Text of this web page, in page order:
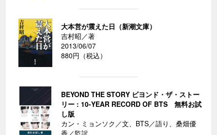
大本営が震えた日（新潮文庫）
吉村昭／著
2013/06/07
880円（税込）
BEYOND THE STORY ビヨンド・ザ・ストー
リー : 10-YEAR RECORD OF BTS 無料お試
し版
カン・ミョンソク／文、BTS／語り、桑畑優